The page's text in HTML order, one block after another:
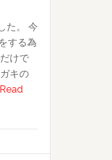
た。 今
する為
けで
キの
Read